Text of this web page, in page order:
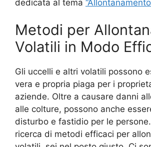
dedicata al tema
Metodi per
Volatili in Modo
Gli uccelli e altri volatili possono
vera e propria piaga per i
aziende. Oltre a causare danni
alle colture, possono anche
disturbo e fastidio per le
ricerca di metodi efficaci per